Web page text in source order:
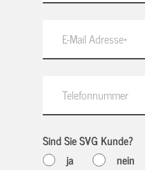
Sind Sie SVG Kunde?
ja
nein